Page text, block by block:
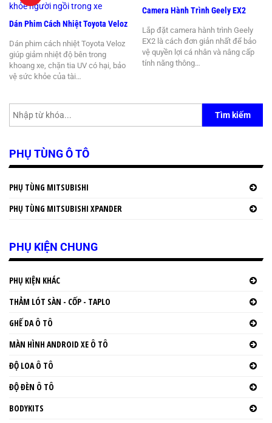
Dán Phim Cách Nhiệt Toyota Veloz
Dán phim cách nhiệt Toyota Veloz
giúp giảm nhiệt độ bên trong
khoang xe, chặn tia UV có hại, bảo
vệ sức khỏe của tài…
Camera Hành Trình Geely EX2
Lắp đặt camera hành trình Geely
EX2 là cách đơn giản nhất để bảo
vệ quyền lợi cá nhân và nâng cấp
tính năng thông…
Tìm kiếm
PHỤ TÙNG Ô TÔ
PHỤ TÙNG MITSUBISHI
PHỤ TÙNG MITSUBISHI XPANDER
PHỤ KIỆN CHUNG
PHỤ KIỆN KHÁC
THẢM LÓT SÀN - CỐP - TAPLO
GHẾ DA Ô TÔ
MÀN HÌNH ANDROID XE Ô TÔ
ĐỘ LOA Ô TÔ
ĐỘ ĐÈN Ô TÔ
BODYKITS